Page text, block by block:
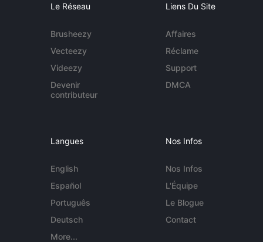
Le Réseau
Brusheezy
Vecteezy
Videezy
Devenir
contributeur
Liens Du Site
Affaires
Réclame
Support
DMCA
Langues
English
Español
Português
Deutsch
More...
Nos Infos
Nos Infos
L'Équipe
Le Blogue
Contact